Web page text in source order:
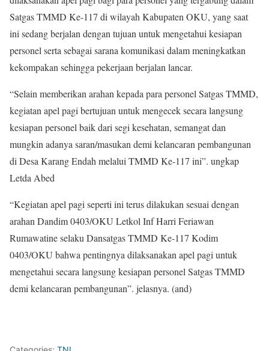
Satgas TMMD Ke-117 di wilayah Kabupaten OKU, yang saat
ini sedang berjalan dengan tujuan untuk mengetahui kesiapan
personel serta sebagai sarana komunikasi dalam meningkatkan
kekompakan sehingga pekerjaan berjalan lancar.
“Selain memberikan arahan kepada para personel Satgas TMMD,
kegiatan apel pagi bertujuan untuk mengecek secara langsung
kesiapan personel baik dari segi kesehatan, semangat dan
mungkin adanya saran/masukan demi kelancaran pembangunan
di Desa Karang Endah melalui TMMD Ke-117 ini”. ungkap
Letda Abed
“Kegiatan apel pagi seperti ini terus dilakukan sesuai dengan
arahan Dandim 0403/OKU Letkol Inf Harri Feriawan
Rumawatine selaku Dansatgas TMMD Ke-117 Kodim
0403/OKU bahwa pentingnya dilaksanakan apel pagi untuk
mengetahui secara langsung kesiapan personel Satgas TMMD
demi kelancaran pembangunan”. jelasnya. (and)